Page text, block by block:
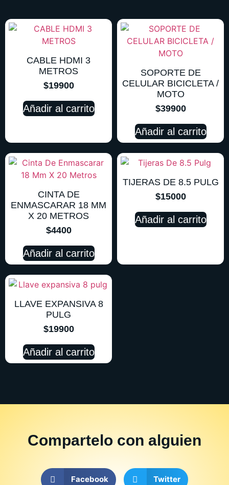
CABLE HDMI 3
METROS
$19900
Añadir al carrito
SOPORTE DE
CELULAR BICICLETA /
MOTO
$39900
Añadir al carrito
CINTA DE
ENMASCARAR 18 MM
X 20 METROS
$4400
Añadir al carrito
TIJERAS DE 8.5 PULG
$15000
Añadir al carrito
LLAVE EXPANSIVA 8
PULG
$19900
Añadir al carrito
Compartelo con alguien
Facebook Twitter